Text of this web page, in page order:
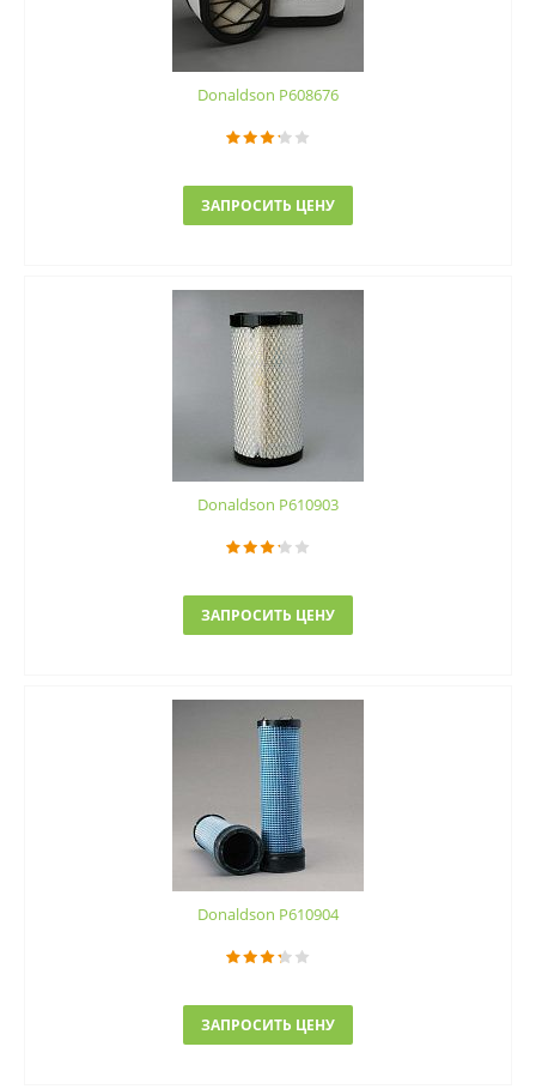
Donaldson P608676
ЗАПРОСИТЬ ЦЕНУ
Donaldson P610903
ЗАПРОСИТЬ ЦЕНУ
Donaldson P610904
ЗАПРОСИТЬ ЦЕНУ